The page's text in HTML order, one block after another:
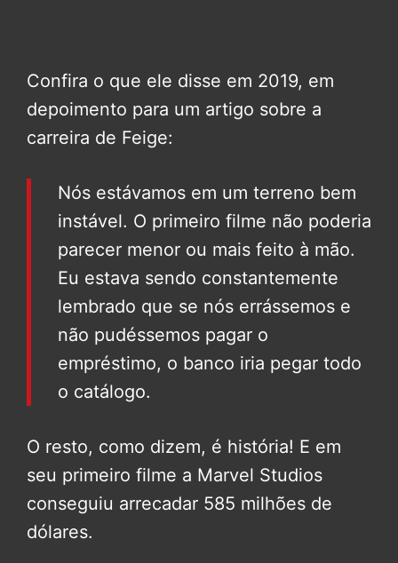
Confira o que ele disse em 2019, em
depoimento para um artigo sobre a
carreira de Feige:
Nós estávamos em um terreno bem
instável. O primeiro filme não poderia
parecer menor ou mais feito à mão.
Eu estava sendo constantemente
lembrado que se nós errássemos e
não pudéssemos pagar o
empréstimo, o banco iria pegar todo
o catálogo.
O resto, como dizem, é história! E em
seu primeiro filme a Marvel Studios
conseguiu arrecadar 585 milhões de
dólares.